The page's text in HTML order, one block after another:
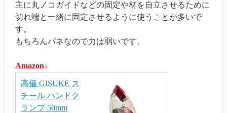
主に丸ノコガイドなどの固定や材を自立させるために
切れ端と一緒に固定させるように使うことが多いで
す。
もちろんバネなので力は弱いです。
Amazon↓
高儀 GISUKE ス
チール ハンドク
ランプ 50mm